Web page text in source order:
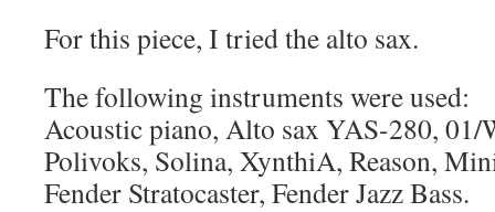
For this piece, I tried the alto sax.
The following instruments were used:
Acoustic piano, Alto sax YAS-280, 01/
Polivoks, Solina, XynthiA, Reason,
Fender Stratocaster, Fender Jazz Bass.